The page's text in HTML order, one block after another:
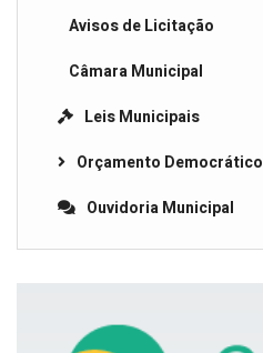
Avisos de Licitação
Câmara Municipal
Leis Municipais
Orçamento Democrático
Ouvidoria Municipal